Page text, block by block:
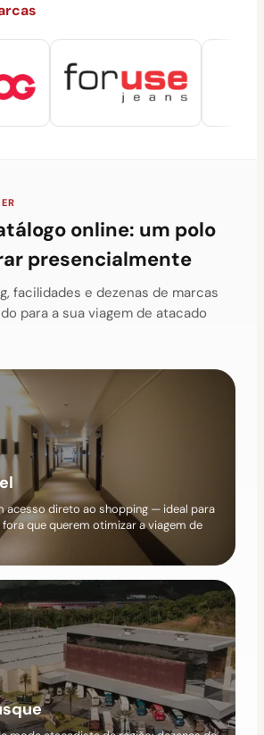
online: um polo
presencialmente
facilidades e dezenas de marcas
para a sua viagem de atacado
acesso direto ao shopping — ideal para
que querem otimizar a viagem de